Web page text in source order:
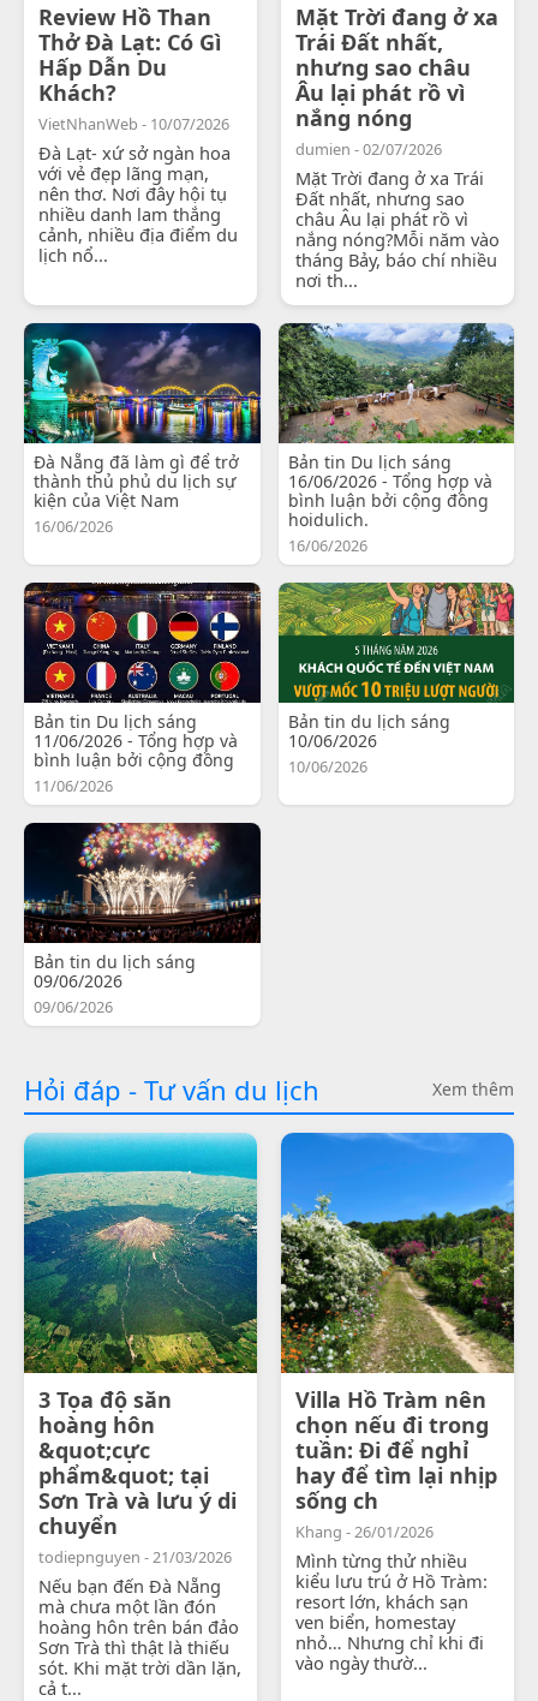
Review Hồ Than
Thở Đà Lạt: Có Gì
Hấp Dẫn Du
Khách?
VietNhanWeb - 10/07/2026
Đà Lạt- xứ sở ngàn hoa
với vẻ đẹp lãng mạn,
nên thơ. Nơi đây hội tụ
nhiều danh lam thắng
cảnh, nhiều địa điểm du
lịch nổ...
Mặt Trời đang ở xa
Trái Đất nhất,
nhưng sao châu
Âu lại phát rồ vì
nắng nóng
dumien - 02/07/2026
Mặt Trời đang ở xa Trái
Đất nhất, nhưng sao
châu Âu lại phát rồ vì
nắng nóng?Mỗi năm vào
tháng Bảy, báo chí nhiều
nơi th...
Đà Nẵng đã làm gì để trở
thành thủ phủ du lịch sự
kiện của Việt Nam
16/06/2026
Bản tin Du lịch sáng
16/06/2026 - Tổng hợp và
bình luận bởi cộng đồng
hoidulich.
16/06/2026
Bản tin Du lịch sáng
11/06/2026 - Tổng hợp và
bình luận bởi cộng đồng
11/06/2026
Bản tin du lịch sáng
10/06/2026
10/06/2026
Bản tin du lịch sáng
09/06/2026
09/06/2026
Hỏi đáp - Tư vấn du lịch Xem thêm
3 Tọa độ săn
hoàng hôn
&quot;cực
phẩm&quot; tại
Sơn Trà và lưu ý di
chuyển
todiepnguyen - 21/03/2026
Nếu bạn đến Đà Nẵng
mà chưa một lần đón
hoàng hôn trên bán đảo
Sơn Trà thì thật là thiếu
sót. Khi mặt trời dần lặn,
cả t...
Villa Hồ Tràm nên
chọn nếu đi trong
tuần: Đi để nghỉ
hay để tìm lại nhịp
sống ch
Khang - 26/01/2026
Mình từng thử nhiều
kiểu lưu trú ở Hồ Tràm:
resort lớn, khách sạn
ven biển, homestay
nhỏ… Nhưng chỉ khi đi
vào ngày thườ...